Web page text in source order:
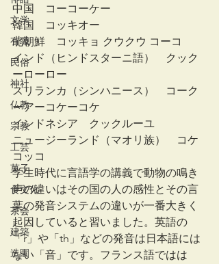
文学
有職
民俗
神社
仏教
宗教
工芸
菓子
食文化
茶会
建築
造園
中国　コーコーケー
韓国　コッキオー
北朝鮮　コッキョ クウクウ コーコ
インド（ヒンドスターニ語）　クック
ーローロー
スリランカ（シンハニース）　コーク
ーアーコケーコケ
インドネシア　クックルーユ
ニュージーランド（マオリ族）　コケ
コッコ
学生時代に言語学の講義で動物の鳴き
声の違いはその国の人の感性とその言
葉の発音システムの違いが一番大きく
起因していると習いました。英語の
「r」や「th」などの発音は日本語には
ない「音」です。フランス語ではは